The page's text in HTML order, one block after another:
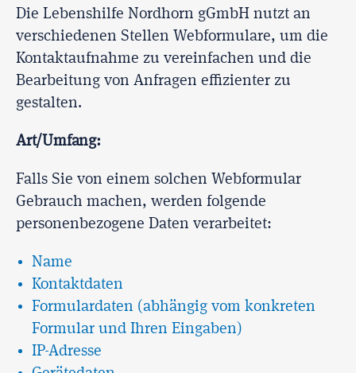
Die Lebenshilfe Nordhorn gGmbH nutzt an
verschiedenen Stellen Webformulare, um die
Kontaktaufnahme zu vereinfachen und die
Bearbeitung von Anfragen effizienter zu
gestalten.
Art/Umfang:
Falls Sie von einem solchen Webformular
Gebrauch machen, werden folgende
personenbezogene Daten verarbeitet:
Name
Kontaktdaten
Formulardaten (abhängig vom konkreten
Formular und Ihren Eingaben)
IP-Adresse